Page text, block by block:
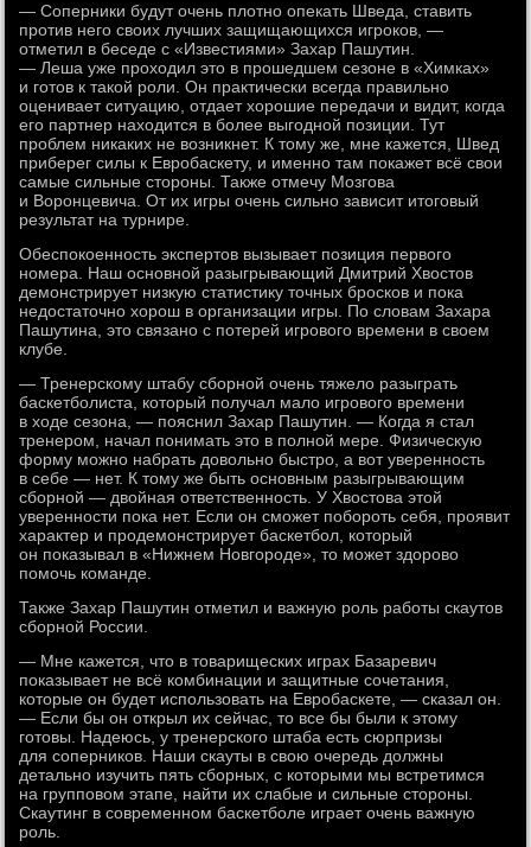
— Соперники будут очень плотно опекать Шведа, ставить
против него своих лучших защищающихся игроков, —
отметил в беседе с «Известиями» Захар Пашутин.
— Леша уже проходил это в прошедшем сезоне в «Химках»
и готов к такой роли. Он практически всегда правильно
оценивает ситуацию, отдает хорошие передачи и видит, когда
его партнер находится в более выгодной позиции. Тут
проблем никаких не возникнет. К тому же, мне кажется, Швед
приберег силы к Евробаскету, и именно там покажет всё свои
самые сильные стороны. Также отмечу Мозгова
и Воронцевича. От их игры очень сильно зависит итоговый
результат на турнире.
Обеспокоенность экспертов вызывает позиция первого
номера. Наш основной разыгрывающий Дмитрий Хвостов
демонстрирует низкую статистику точных бросков и пока
недостаточно хорош в организации игры. По словам Захара
Пашутина, это связано с потерей игрового времени в своем
клубе.
— Тренерскому штабу сборной очень тяжело разыграть
баскетболиста, который получал мало игрового времени
в ходе сезона, — пояснил Захар Пашутин. — Когда я стал
тренером, начал понимать это в полной мере. Физическую
форму можно набрать довольно быстро, а вот уверенность
в себе — нет. К тому же быть основным разыгрывающим
сборной — двойная ответственность. У Хвостова этой
уверенности пока нет. Если он сможет побороть себя, проявит
характер и продемонстрирует баскетбол, который
он показывал в «Нижнем Новгороде», то может здорово
помочь команде.
Также Захар Пашутин отметил и важную роль работы скаутов
сборной России.
— Мне кажется, что в товарищеских играх Базаревич
показывает не всё комбинации и защитные сочетания,
которые он будет использовать на Евробаскете, — сказал он.
— Если бы он открыл их сейчас, то все бы были к этому
готовы. Надеюсь, у тренерского штаба есть сюрпризы
для соперников. Наши скауты в свою очередь должны
детально изучить пять сборных, с которыми мы встретимся
на групповом этапе, найти их слабые и сильные стороны.
Скаутинг в современном баскетболе играет очень важную
роль.